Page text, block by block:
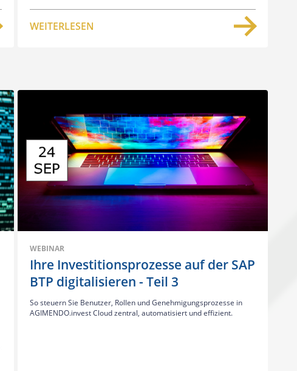
WEITERLESEN
WEBINAR
Ihre Investitionsprozesse auf der SAP
BTP digitalisieren - Teil 3
So steuern Sie Benutzer, Rollen und Genehmigungsprozesse in
AGIMENDO.invest Cloud zentral, automatisiert und effizient.